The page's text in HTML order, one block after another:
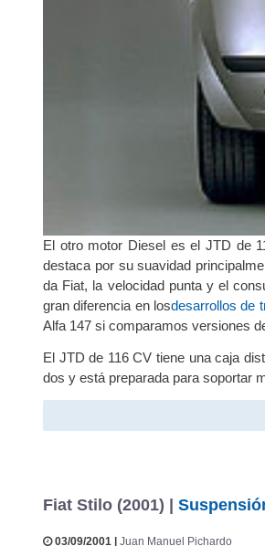
El otro motor Diesel es el JTD de
destaca por su suavidad
da Fiat, la velocidad punta y el
gran diferencia en losdesarrollos de
Alfa 147 si comparamos versiones
El JTD de 116 CV tiene una caja
dos y está preparada para soportar
Fiat Stilo (2001) |
03/09/2001 | Juan Manuel Pichardo